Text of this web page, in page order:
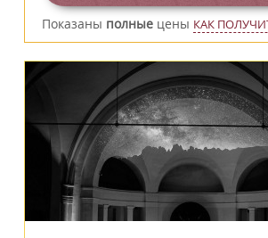
Показаны полные цены КАК